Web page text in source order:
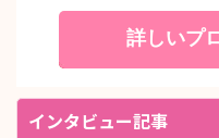
詳しいプ
インタビュー記事